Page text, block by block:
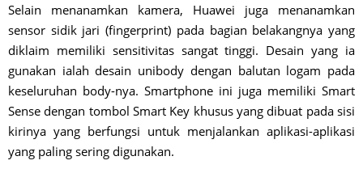
Selain menanamkan kamera, Huawei juga menanamkan
sensor sidik jari (fingerprint) pada bagian belakangnya yang
diklaim memiliki sensitivitas sangat tinggi. Desain yang ia
gunakan ialah desain unibody dengan balutan logam pada
keseluruhan body-nya. Smartphone ini juga memiliki Smart
Sense dengan tombol Smart Key khusus yang dibuat pada sisi
kirinya yang berfungsi untuk menjalankan aplikasi-aplikasi
yang paling sering digunakan.